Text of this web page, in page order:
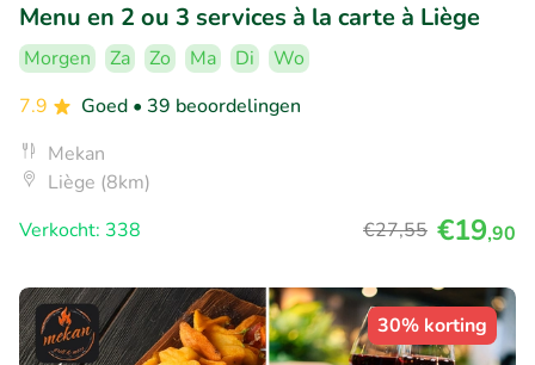
Menu en 2 ou 3 services à la carte à Liège
Morgen Za Zo Ma Di
Wo
7.9
Goed • 39 beoordelingen
Mekan
Liège (8km)
Verkocht: 338
€27,55 €19,90
30% korting